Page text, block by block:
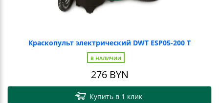
Краскопульт электрический DWT ESP05-200 T
В НАЛИЧИИ
276BYN
Купить в 1 клик